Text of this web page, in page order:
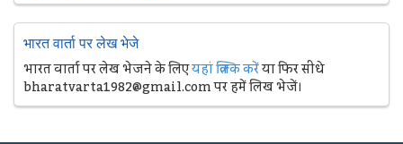
भारत वार्ता पर लेख भेजे
भारत वार्ता पर लेख भेजने के लिएयहां क्लिक करेंया फिर सीधे
bharatvarta1982@gmail.com पर हमें लिख भेजें।